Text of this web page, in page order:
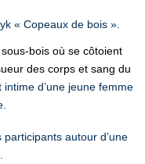
« Copeaux de bois ».
bois où se côtoient
des corps et sang du
intime d’une jeune femme
autour d’une